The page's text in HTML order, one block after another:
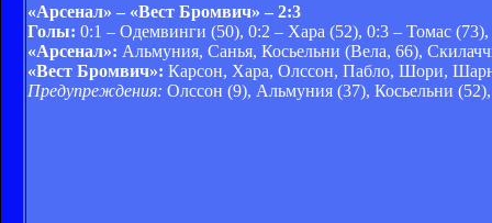
«Арсенал» – «Вест Бромвич» – 2:3
Голы: 0:1 – Одемвинги (50), 0:2 – Хара (52), 0:3 – Томас
«Арсенал»: Альмуния, Санья, Косьельни (Вела, 66),
«Вест Бромвич»: Карсон, Хара, Олссон, Пабло, Шори,
Предупреждения: Олссон (9), Альмуния (37), Косьельни